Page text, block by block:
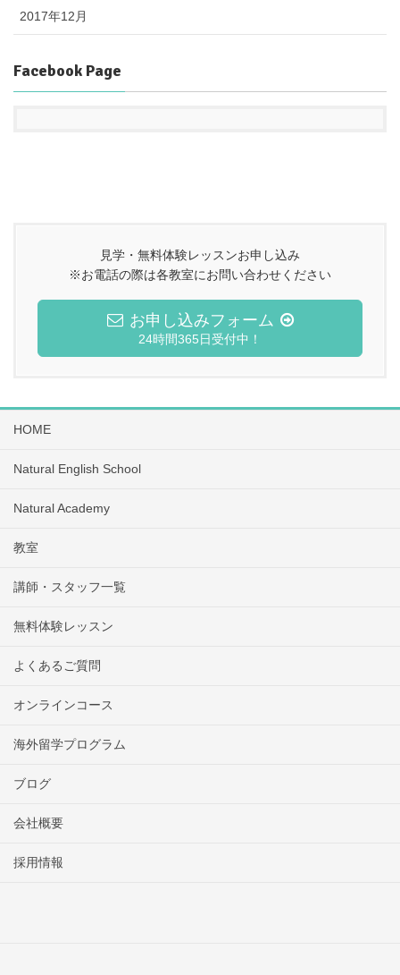
2017年12月
Facebook Page
見学・無料体験レッスンお申し込み
※お電話の際は各教室にお問い合わせください
お申し込みフォーム
24時間365日受付中！
HOME
Natural English School
Natural Academy
教室
講師・スタッフ一覧
無料体験レッスン
よくあるご質問
オンラインコース
海外留学プログラム
ブログ
会社概要
採用情報